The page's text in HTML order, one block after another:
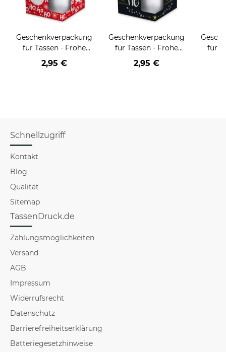
Geschenkverpackung
für Tassen - Frohe
Weihnachten - HO
HO HO - rot
2,95 €
Geschenkverpackung
für Tassen - Frohe
Weihnachten - HO
HO HO - schwarz
2,95 €
für
Schnellzugriff
Kontakt
Blog
Qualität
Sitemap
TassenDruck.de
Zahlungsmöglichkeiten
Versand
AGB
Impressum
Widerrufsrecht
Datenschutz
Barrierefreiheitserklärung
Batteriegesetzhinweise